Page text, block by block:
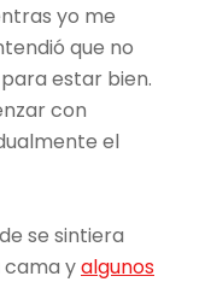
yo me
que no
estar bien.
con
el
se sintiera
cama yalgunos